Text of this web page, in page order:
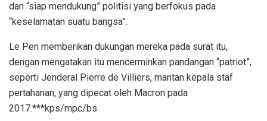
dan “siap mendukung” politisi yang berfokus pada
“keselamatan suatu bangsa”.
Le Pen memberikan dukungan mereka pada surat itu,
dengan mengatakan itu mencerminkan pandangan “patriot”,
seperti Jenderal Pierre de Villiers, mantan kepala staf
pertahanan, yang dipecat oleh Macron pada
2017.***kps/mpc/bs